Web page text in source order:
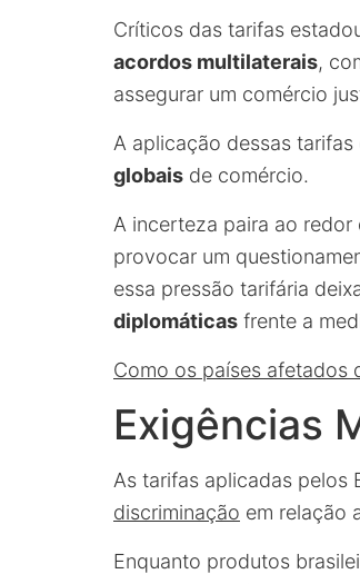
Críticos das tarifas
acordos multilaterais,
assegurar um comércio
A aplicação dessas
globais de comércio.
A incerteza paira ao
provocar um
essa pressão tarifária
diplomáticas frente a
Como os países afetados
Exigências
As tarifas aplicadas pelos
discriminação em relação
Enquanto produtos